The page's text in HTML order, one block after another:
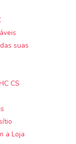
suas
CS
a Loja